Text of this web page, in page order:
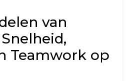
van
Snelheid,
Teamwork op